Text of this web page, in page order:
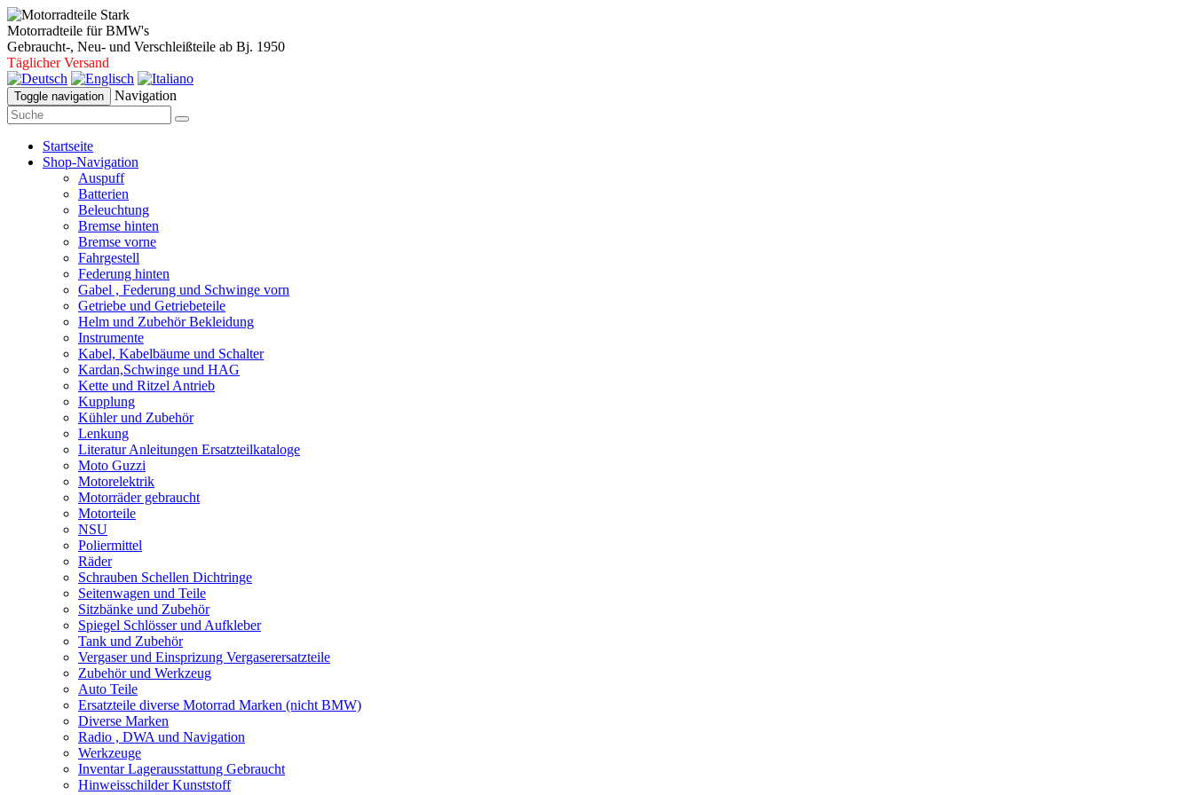
Motorradteile für BMW's
Gebraucht-, Neu- und Verschleißteile ab Bj. 1950
Täglicher Versand
Toggle navigation Navigation
Startseite
Shop-Navigation
Auspuff
Batterien
Beleuchtung
Bremse hinten
Bremse vorne
Fahrgestell
Federung hinten
Gabel , Federung und Schwinge vorn
Getriebe und Getriebeteile
Helm und Zubehör Bekleidung
Instrumente
Kabel, Kabelbäume und Schalter
Kardan,Schwinge und HAG
Kette und Ritzel Antrieb
Kupplung
Kühler und Zubehör
Lenkung
Literatur Anleitungen Ersatzteilkataloge
Moto Guzzi
Motorelektrik
Motorräder gebraucht
Motorteile
NSU
Poliermittel
Räder
Schrauben Schellen Dichtringe
Seitenwagen und Teile
Sitzbänke und Zubehör
Spiegel Schlösser und Aufkleber
Tank und Zubehör
Vergaser und Einsprizung Vergaserersatzteile
Zubehör und Werkzeug
Auto Teile
Ersatzteile diverse Motorrad Marken (nicht BMW)
Diverse Marken
Radio , DWA und Navigation
Werkzeuge
Inventar Lagerausstattung Gebraucht
Hinweisschilder Kunststoff